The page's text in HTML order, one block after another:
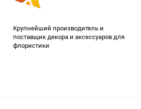
Крупнейший производитель и
поставщик декора и аксессуаров для
флористики